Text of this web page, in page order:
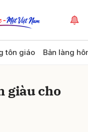
tôn giáo Bản làng
giàu cho